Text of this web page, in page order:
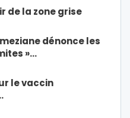
de la zone grise
dénonce les
»…
le vaccin